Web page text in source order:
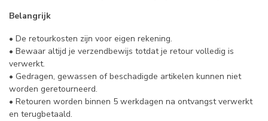
Belangrijk
• De retourkosten zijn voor eigen rekening.
• Bewaar altijd je verzendbewijs totdat je retour volledig is
verwerkt.
• Gedragen, gewassen of beschadigde artikelen kunnen niet
worden geretourneerd.
• Retouren worden binnen 5 werkdagen na ontvangst verwerkt
en terugbetaald.